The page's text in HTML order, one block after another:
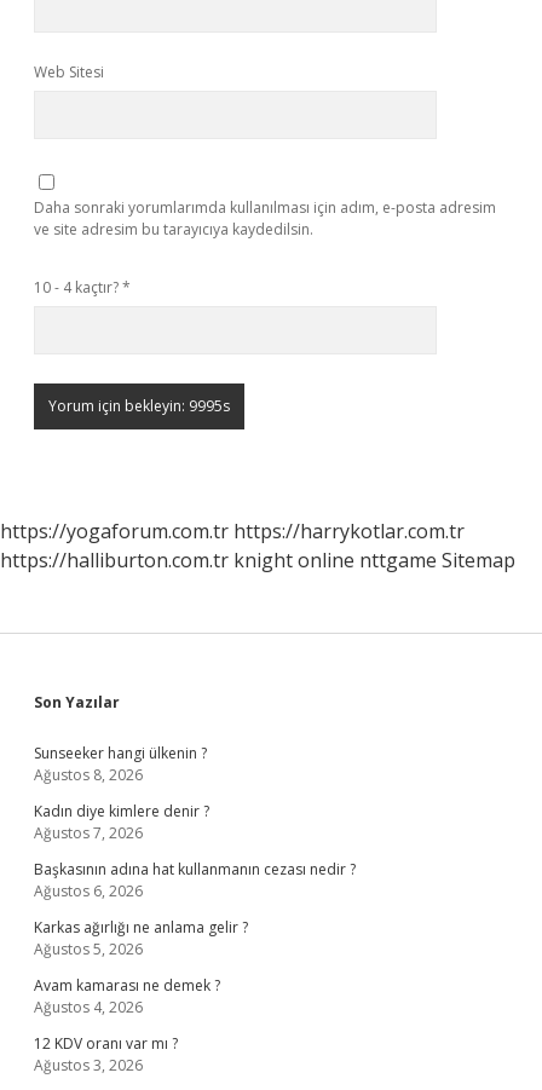
Web Sitesi
Daha sonraki yorumlarımda kullanılması için adım, e-posta adresim
ve site adresim bu tarayıcıya kaydedilsin.
10 - 4 kaçtır?*
https://yogaforum.com.tr https://harrykotlar.com.tr
https://halliburton.com.tr knight online nttgame Sitemap
Sidebar
Son Yazılar
Sunseeker hangi ülkenin ?
Ağustos 8, 2026
Kadın diye kimlere denir ?
Ağustos 7, 2026
Başkasının adına hat kullanmanın cezası nedir ?
Ağustos 6, 2026
Karkas ağırlığı ne anlama gelir ?
Ağustos 5, 2026
Avam kamarası ne demek ?
Ağustos 4, 2026
12 KDV oranı var mı ?
Ağustos 3, 2026